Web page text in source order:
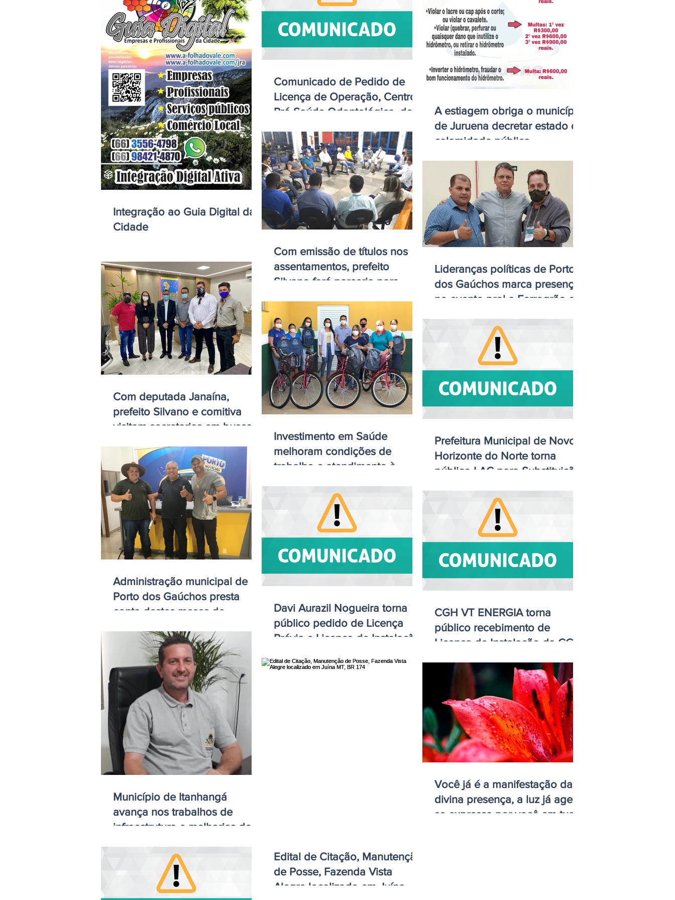
Integração ao Guia Digital da
Cidade
Comunicado de Pedido de
Licença de Operação, Centro
Pró Saúde Odontológica, de
A estiagem obriga o município
de Juruena decretar estado de
calamidade pública
Com deputada Janaína,
prefeito Silvano e comitiva
visitam secretarias em busca
Com emissão de títulos nos
assentamentos, prefeito
Silvano fará parceria para
Lideranças políticas de Porto
dos Gaúchos marca presença
no evento prol a Ferrogrão em
Administração municipal de
Porto dos Gaúchos presta
conta destes meses de
Investimento em Saúde
melhoram condições de
trabalho e atendimento à
Prefeitura Municipal de Novo
Horizonte do Norte torna
público LAC para Substituição
Município de Itanhangá
avança nos trabalhos de
infraestrutura e melhorias do
Davi Aurazil Nogueira torna
público pedido de Licença
Prévia e Licença de Instalação
CGH VT ENERGIA torna
público recebimento de
Licença de Instalação da CGH
Edital de Citação, Manutenção
de Posse, Fazenda Vista
Alegre localizado em Juína
Você já é a manifestação da
divina presença, a luz já age e
se expressa por você em tudo